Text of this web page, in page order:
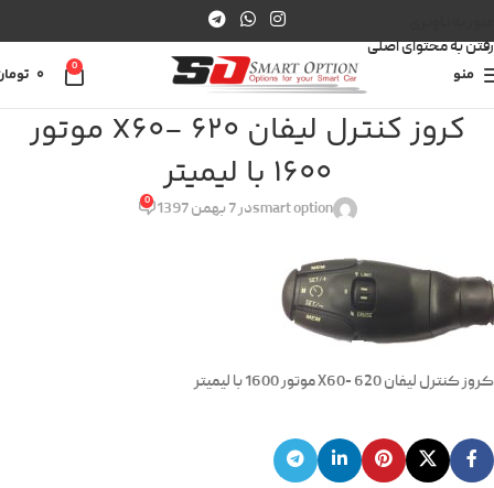
رفتن به محتوای اصلی
منو
0
کروز کنترل لیفان X60- 620 موتور
1600 با لیمیتر
smart optionدر 7 بهمن 1397 0
کروز کنترل لیفان X60- 620 موتور 1600 با لیمیتر